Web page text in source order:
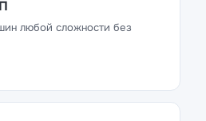
любой сложности без